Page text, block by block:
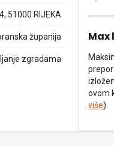
51000 RIJEKA
županija
zgradama
Max
ovom
više).